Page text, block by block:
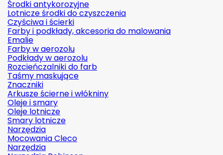
Środki antykorozyjne
Lotnicze środki do czyszczenia
Czyściwa i ścierki
Farby i podkłady, akcesoria do malowania
Emalie
Farby w aerozolu
Podkłady w aerozolu
Rozcieńczalniki do farb
Taśmy maskujące
Znaczniki
Arkusze ścierne i włókniny
Oleje i smary
Oleje lotnicze
Smary lotnicze
Narzędzia
Mocowania Cleco
Narzędzia